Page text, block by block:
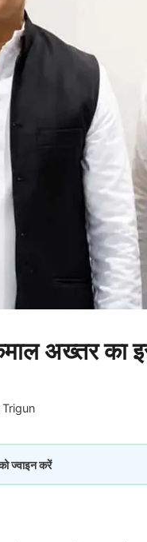
अख्तर का
ज्वाइन करें